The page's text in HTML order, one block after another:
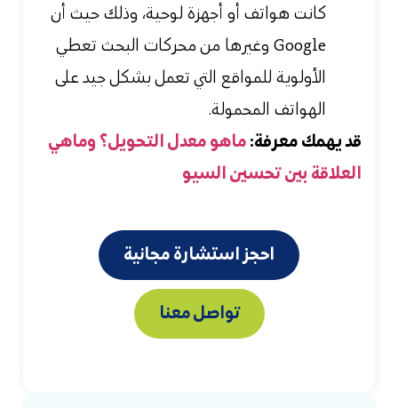
كانت هواتف أو أجهزة لوحية، وذلك حيث أن
Google وغيرها من محركات البحث تعطي
الأولوية للمواقع التي تعمل بشكل جيد على
الهواتف المحمولة.
قد يهمك معرفة: ماهو معدل التحويل؟ وماهي
العلاقة بين تحسين السيو
احجز استشارة مجانية
تواصل معنا